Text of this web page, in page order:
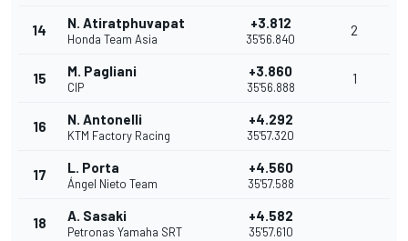
14 N. Atiratphuvapat
Honda Team Asia
+3.812
35'56.840
2
15 M. Pagliani
CIP
+3.860
35'56.888
1
16 N. Antonelli
KTM Factory Racing
+4.292
35'57.320
17 L. Porta
Ángel Nieto Team
+4.560
35'57.588
18 A. Sasaki
Petronas Yamaha SRT
+4.582
35'57.610